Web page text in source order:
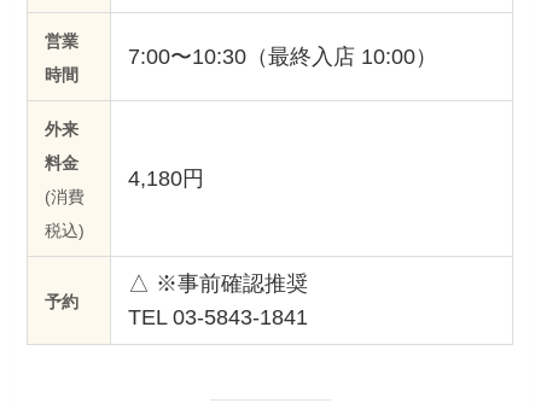
営業
時間
7:00〜10:30（最終入店 10:00）
外来
料金
(消費
税込)
4,180円
予約
△ ※事前確認推奨
TEL 03-5843-1841